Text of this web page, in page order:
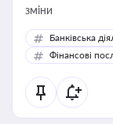
зміни
Банківська
Фінансові